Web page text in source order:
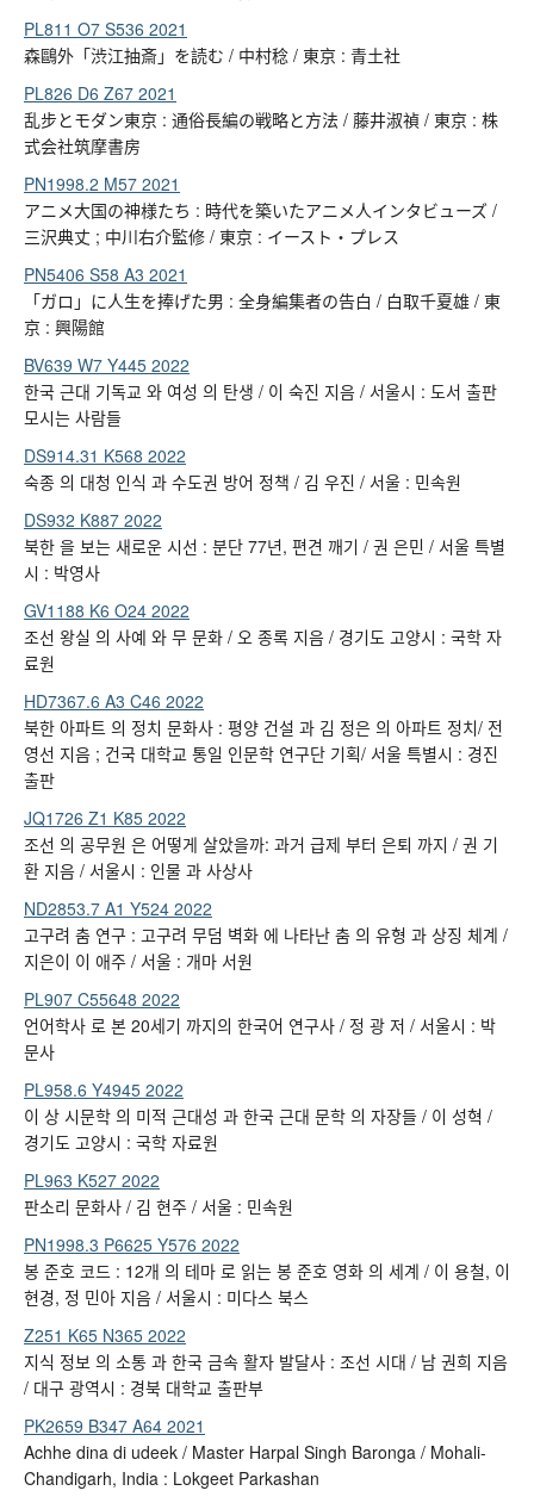
PL811 O7 S536 2021
森鷗外「渋江抽斎」を読む / 中村稔 / 東京 : 青土社
PL826 D6 Z67 2021
乱步とモダン東京 : 通俗長編の戦略と方法 / 藤井淑禎 / 東京 : 株
式会社筑摩書房
PN1998.2 M57 2021
アニメ大国の神様たち : 時代を築いたアニメ人インタビューズ /
三沢典丈 ; 中川右介監修 / 東京 : イースト・プレス
PN5406 S58 A3 2021
「ガロ」に人生を捧げた男 : 全身編集者の告白 / 白取千夏雄 / 東
京 : 興陽館
BV639 W7 Y445 2022
한국 근대 기독교 와 여성 의 탄생 / 이 숙진 지음 / 서울시 : 도서 출판
모시는 사람들
DS914.31 K568 2022
숙종 의 대청 인식 과 수도권 방어 정책 / 김 우진 / 서울 : 민속원
DS932 K887 2022
북한 을 보는 새로운 시선 : 분단 77년, 편견 깨기 / 권 은민 / 서울 특별
시 : 박영사
GV1188 K6 O24 2022
조선 왕실 의 사예 와 무 문화 / 오 종록 지음 / 경기도 고양시 : 국학 자
료원
HD7367.6 A3 C46 2022
북한 아파트 의 정치 문화사 : 평양 건설 과 김 정은 의 아파트 정치/ 전
영선 지음 ; 건국 대학교 통일 인문학 연구단 기획/ 서울 특별시 : 경진
출판
JQ1726 Z1 K85 2022
조선 의 공무원 은 어떻게 살았을까: 과거 급제 부터 은퇴 까지 / 권 기
환 지음 / 서울시 : 인물 과 사상사
ND2853.7 A1 Y524 2022
고구려 춤 연구 : 고구려 무덤 벽화 에 나타난 춤 의 유형 과 상징 체계 /
지은이 이 애주 / 서울 : 개마 서원
PL907 C55648 2022
언어학사 로 본 20세기 까지의 한국어 연구사 / 정 광 저 / 서울시 : 박
문사
PL958.6 Y4945 2022
이 상 시문학 의 미적 근대성 과 한국 근대 문학 의 자장들 / 이 성혁 /
경기도 고양시 : 국학 자료원
PL963 K527 2022
판소리 문화사 / 김 현주 / 서울 : 민속원
PN1998.3 P6625 Y576 2022
봉 준호 코드 : 12개 의 테마 로 읽는 봉 준호 영화 의 세계 / 이 용철, 이
현경, 정 민아 지음 / 서울시 : 미다스 북스
Z251 K65 N365 2022
지식 정보 의 소통 과 한국 금속 활자 발달사 : 조선 시대 / 남 권희 지음
/ 대구 광역시 : 경북 대학교 출판부
PK2659 B347 A64 2021
Achhe dina di udeek / Master Harpal Singh Baronga / Mohali-
Chandigarh, India : Lokgeet Parkashan